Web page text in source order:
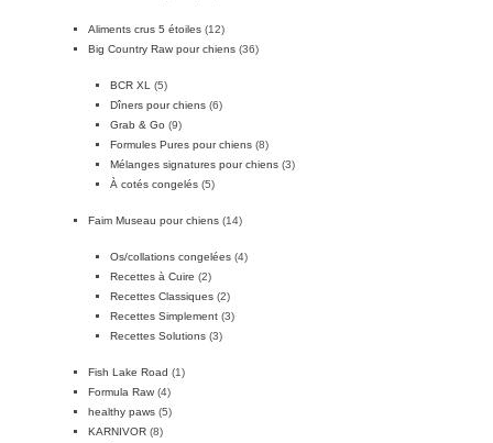
Aliments crus 5 étoiles (12)
Big Country Raw pour chiens (36)
BCR XL
(5)
Dîners pour chiens (6)
Grab & Go (9)
Formules Pures pour chiens (8)
Mélanges signatures pour chiens (3)
À cotés congelés (5)
Faim Museau pour chiens (14)
Os/collations congelées (4)
Recettes à Cuire (2)
Recettes Classiques (2)
Recettes Simplement (3)
Recettes Solutions (3)
Fish Lake Road (1)
Formula Raw (4)
healthy paws (5)
KARNIVOR (8)